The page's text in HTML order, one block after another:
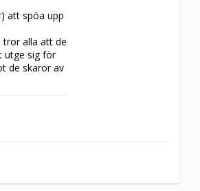
att spöa upp
tror alla att de
utge sig för
de skaror av